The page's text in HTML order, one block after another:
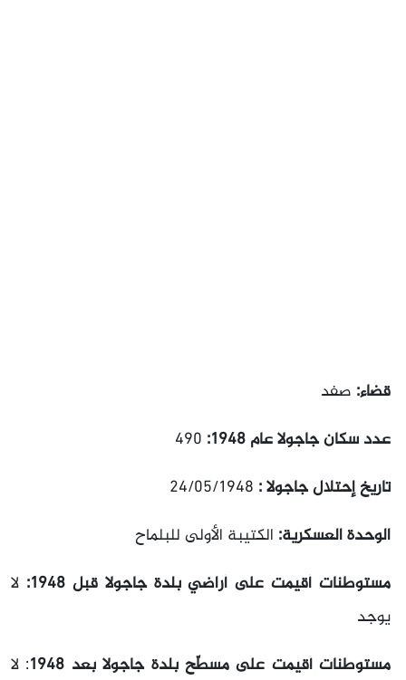
قضاء: صفد
عدد سكان جاجولا عام 1948:
490
تاريخ إحتلال جاجولا : 24/05/1948
الوحدة العسكرية: الكتيبة الأولى للبلماح
مستوطنات أقيمت على أراضي بلدة جاجولا قبل 1948:
لا
يوجد
مستوطنات أقيمت على مسطّح بلدة جاجولا بعد 1948
: لا